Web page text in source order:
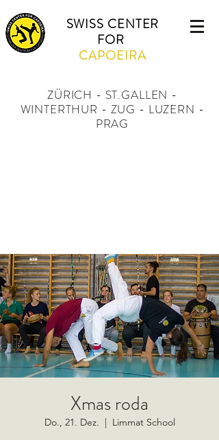
SWISS CENTER
FOR
CAPOEIRA
ZÜRICH - ST.GALLEN -
WINTERTHUR - ZUG - LUZERN -
PRAG
Xmas roda
Do., 21. Dez.
  |
Limmat School